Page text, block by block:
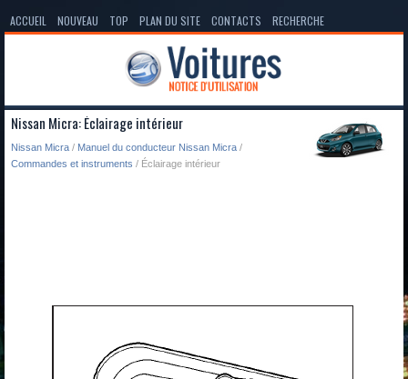
ACCUEIL NOUVEAU TOP PLAN DU SITE CONTACTS RECHERCHE
Nissan Micra: Éclairage intérieur
Nissan Micra / Manuel du conducteur Nissan Micra /
Commandes et instruments / Éclairage intérieur